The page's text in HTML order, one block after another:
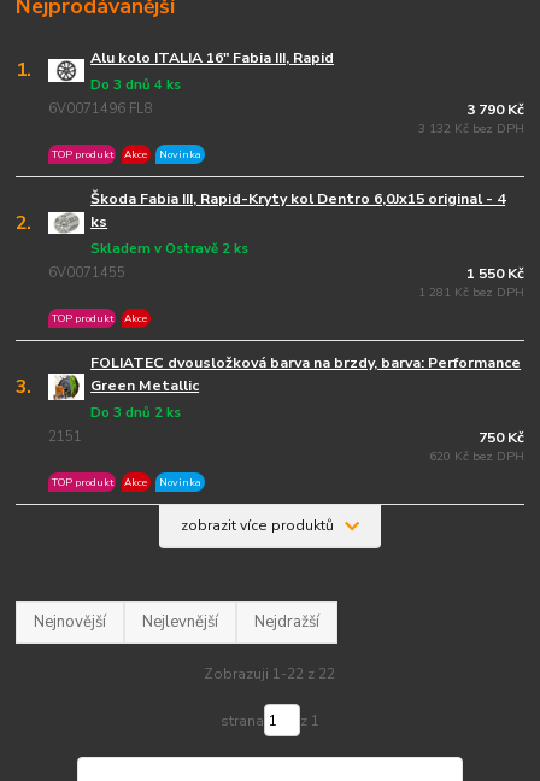
Nejprodávanější
1. Alu kolo ITALIA 16" Fabia III, Rapid
6V0071496 FL8
Do 3 dnů 4 ks
TOP produkt Akce Novinka
3 790 Kč
3 132 Kč bez DPH
2.
Škoda Fabia III, Rapid-Kryty kol Dentro 6,0Jx15 original - 4
ks
6V0071455
Skladem v Ostravě 2 ks
TOP produkt Akce
1 550 Kč
1 281 Kč bez DPH
3.
FOLIATEC dvousložková barva na brzdy, barva: Performance
Green Metallic
2151
Do 3 dnů 2 ks
TOP produkt Akce Novinka
750 Kč
620 Kč bez DPH
zobrazit více produktů
Nejnovější Nejlevnější Nejdražší
Zobrazuji 1-22 z 22
strana z 1